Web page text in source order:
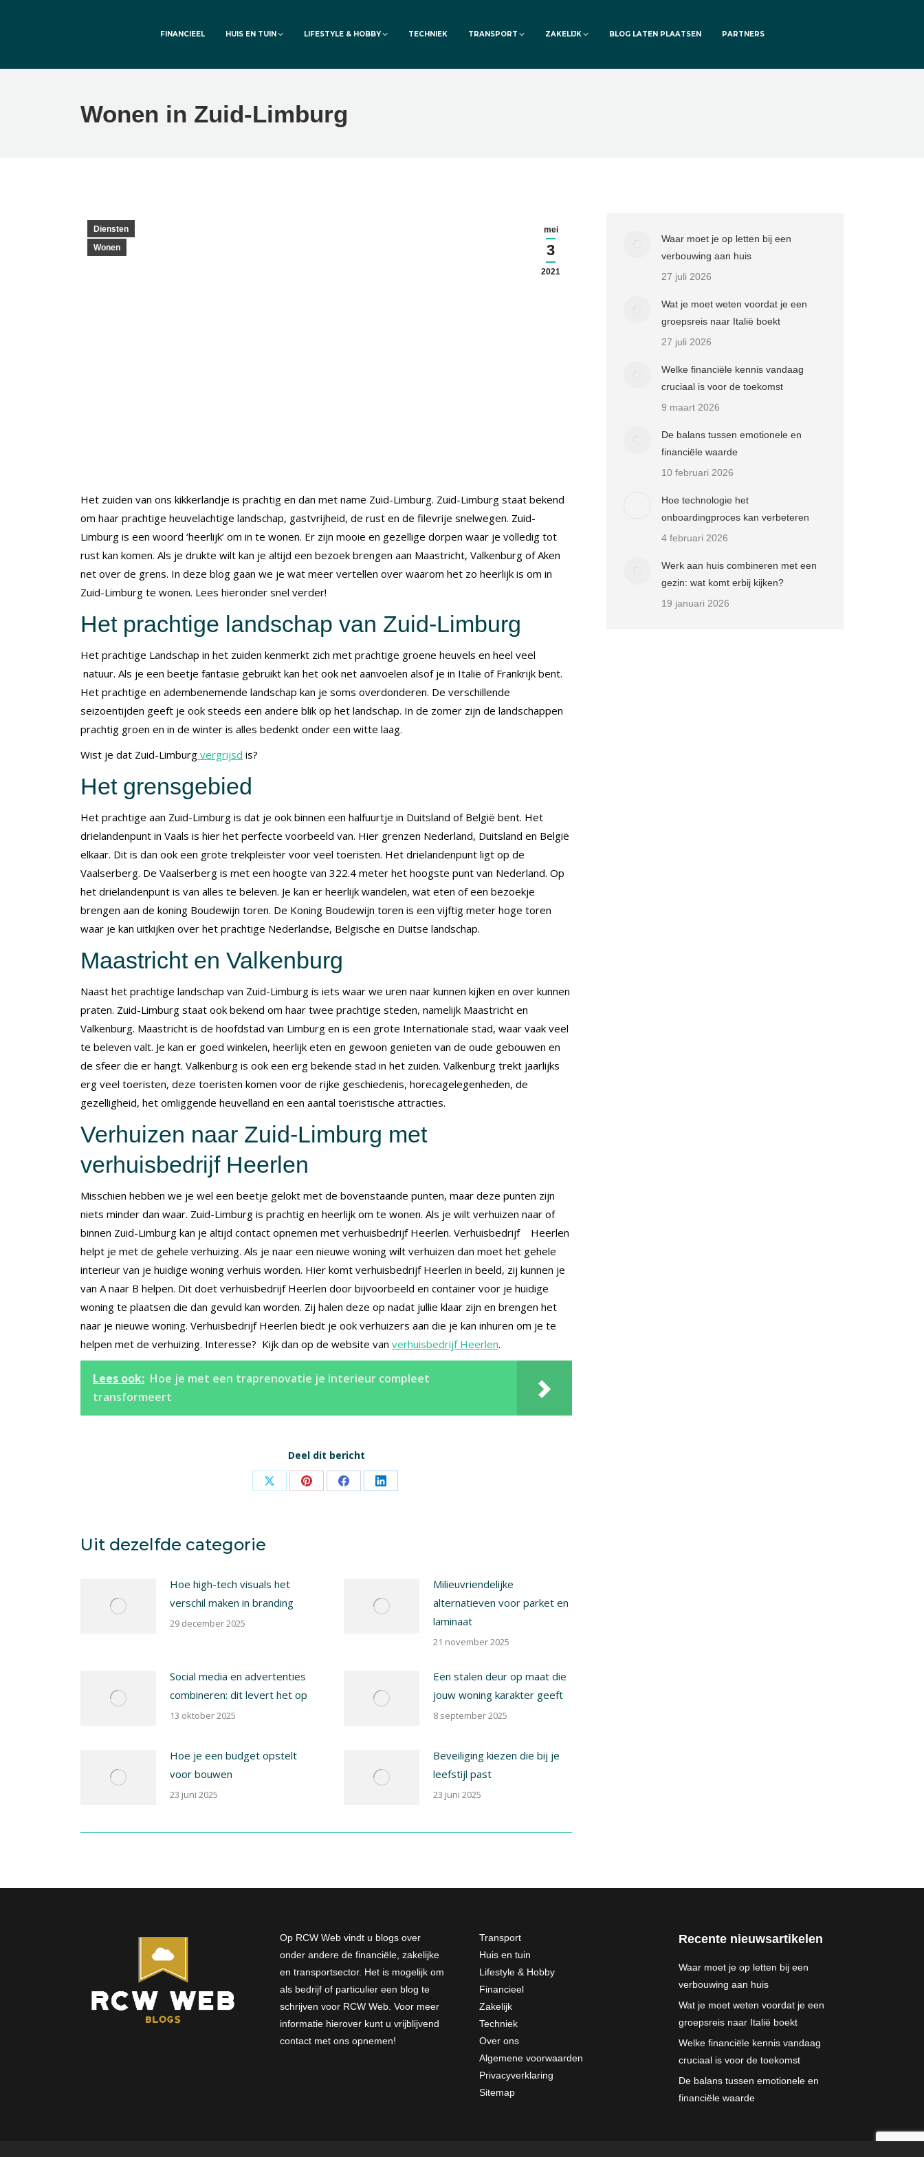
FINANCIEEL HUIS EN TUIN LIFESTYLE & HOBBY TECHNIEK TRANSPORT ZAKELIJK BLOG LATEN PLAATSEN PARTNERS
Wonen in Zuid-Limburg
mei
3
2021
Diensten
Wonen
Het zuiden van ons kikkerlandje is prachtig en dan met name Zuid-Limburg. Zuid-Limburg staat bekend
om haar prachtige heuvelachtige landschap, gastvrijheid, de rust en de filevrije snelwegen. Zuid-
Limburg is een woord ‘heerlijk’ om in te wonen. Er zijn mooie en gezellige dorpen waar je volledig tot
rust kan komen. Als je drukte wilt kan je altijd een bezoek brengen aan Maastricht, Valkenburg of Aken
net over de grens. In deze blog gaan we je wat meer vertellen over waarom het zo heerlijk is om in
Zuid-Limburg te wonen. Lees hieronder snel verder!
Het prachtige landschap van Zuid-Limburg
Het prachtige Landschap in het zuiden kenmerkt zich met prachtige groene heuvels en heel veel
natuur. Als je een beetje fantasie gebruikt kan het ook net aanvoelen alsof je in Italië of Frankrijk bent.
Het prachtige en adembenemende landschap kan je soms overdonderen. De verschillende
seizoentijden geeft je ook steeds een andere blik op het landschap. In de zomer zijn de landschappen
prachtig groen en in de winter is alles bedenkt onder een witte laag.
Wist je dat Zuid-Limburg vergrijsd is?
Het grensgebied
Het prachtige aan Zuid-Limburg is dat je ook binnen een halfuurtje in Duitsland of België bent. Het
drielandenpunt in Vaals is hier het perfecte voorbeeld van. Hier grenzen Nederland, Duitsland en België
elkaar. Dit is dan ook een grote trekpleister voor veel toeristen. Het drielandenpunt ligt op de
Vaalserberg. De Vaalserberg is met een hoogte van 322.4 meter het hoogste punt van Nederland. Op
het drielandenpunt is van alles te beleven. Je kan er heerlijk wandelen, wat eten of een bezoekje
brengen aan de koning Boudewijn toren. De Koning Boudewijn toren is een vijftig meter hoge toren
waar je kan uitkijken over het prachtige Nederlandse, Belgische en Duitse landschap.
Maastricht en Valkenburg
Naast het prachtige landschap van Zuid-Limburg is iets waar we uren naar kunnen kijken en over kunnen
praten. Zuid-Limburg staat ook bekend om haar twee prachtige steden, namelijk Maastricht en
Valkenburg. Maastricht is de hoofdstad van Limburg en is een grote Internationale stad, waar vaak veel
te beleven valt. Je kan er goed winkelen, heerlijk eten en gewoon genieten van de oude gebouwen en
de sfeer die er hangt. Valkenburg is ook een erg bekende stad in het zuiden. Valkenburg trekt jaarlijks
erg veel toeristen, deze toeristen komen voor de rijke geschiedenis, horecagelegenheden, de
gezelligheid, het omliggende heuvelland en een aantal toeristische attracties.
Verhuizen naar Zuid-Limburg met
verhuisbedrijf Heerlen
Misschien hebben we je wel een beetje gelokt met de bovenstaande punten, maar deze punten zijn
niets minder dan waar. Zuid-Limburg is prachtig en heerlijk om te wonen. Als je wilt verhuizen naar of
binnen Zuid-Limburg kan je altijd contact opnemen met verhuisbedrijf Heerlen. Verhuisbedrijf Heerlen
helpt je met de gehele verhuizing. Als je naar een nieuwe woning wilt verhuizen dan moet het gehele
interieur van je huidige woning verhuis worden. Hier komt verhuisbedrijf Heerlen in beeld, zij kunnen je
van A naar B helpen. Dit doet verhuisbedrijf Heerlen door bijvoorbeeld en container voor je huidige
woning te plaatsen die dan gevuld kan worden. Zij halen deze op nadat jullie klaar zijn en brengen het
naar je nieuwe woning. Verhuisbedrijf Heerlen biedt je ook verhuizers aan die je kan inhuren om je te
helpen met de verhuizing. Interesse? Kijk dan op de website van verhuisbedrijf Heerlen.
Lees ook: Hoe je met een traprenovatie je interieur compleet
transformeert
Deel dit bericht
Share Share Share Share
Uit dezelfde categorie
Hoe high-tech visuals het
verschil maken in branding
29 december 2025
Milieuvriendelijke
alternatieven voor parket en
laminaat
21 november 2025
Social media en advertenties
combineren: dit levert het op
13 oktober 2025
Een stalen deur op maat die
jouw woning karakter geeft
8 september 2025
Hoe je een budget opstelt
voor bouwen
23 juni 2025
Beveiliging kiezen die bij je
leefstijl past
23 juni 2025
Waar moet je op letten bij een
verbouwing aan huis
27 juli 2026
Wat je moet weten voordat je een
groepsreis naar Italië boekt
27 juli 2026
Welke financiële kennis vandaag
cruciaal is voor de toekomst
9 maart 2026
De balans tussen emotionele en
financiële waarde
10 februari 2026
Hoe technologie het
onboardingproces kan verbeteren
4 februari 2026
Werk aan huis combineren met een
gezin: wat komt erbij kijken?
19 januari 2026
Op RCW Web vindt u blogs over
onder andere de financiële, zakelijke
en transportsector. Het is mogelijk om
als bedrijf of particulier een blog te
schrijven voor RCW Web. Voor meer
informatie hierover kunt u vrijblijvend
contact met ons opnemen!
Transport
Huis en tuin
Lifestyle & Hobby
Financieel
Zakelijk
Techniek
Over ons
Algemene voorwaarden
Privacyverklaring
Sitemap
Recente nieuwsartikelen
Waar moet je op letten bij een
verbouwing aan huis
Wat je moet weten voordat je een
groepsreis naar Italië boekt
Welke financiële kennis vandaag
cruciaal is voor de toekomst
De balans tussen emotionele en
financiële waarde